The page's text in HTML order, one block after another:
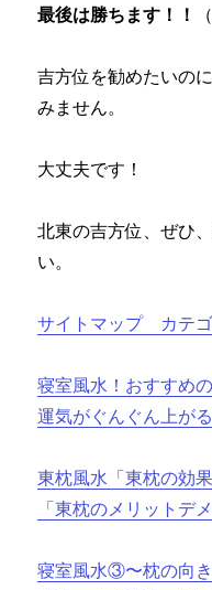
最後は勝ちます！！
吉方位を勧めたいの
みません。
大丈夫です！
北東の吉方位、ぜひ
い。
サイトマップ カテ
寝室風水！おすすめ
運気がぐんぐん上が
東枕風水「東枕の効
「東枕のメリットデ
寝室風水③〜枕の向